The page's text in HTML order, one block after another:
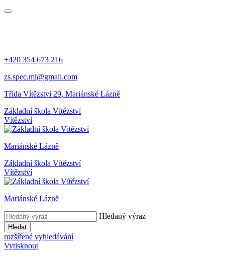
+420 354 673 216
zs.spec.ml@gmail.com
Třída Vítězství 29, Mariánské Lázně
Základní škola Vítězství
Vítězství
Mariánské Lázně
Základní škola Vítězství
Vítězství
Mariánské Lázně
Hledaný výraz
Hledat
rozšířené vyhledávání
Vytisknout